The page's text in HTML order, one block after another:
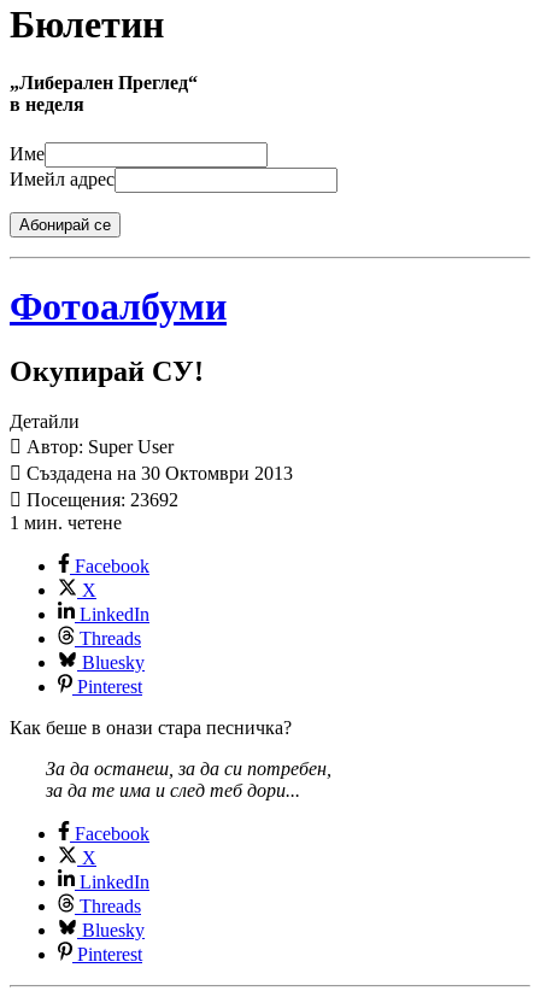
Бюлетин
„Либерален Преглед“
в неделя
Име
Имейл адрес
Абонирай се
Фотоалбуми
Окупирай СУ!
Детайли
Автор: Super User
Създадена на 30 Октомври 2013
Посещения: 23692
1 мин. четене
Facebook
X
LinkedIn
Threads
Bluesky
Pinterest
Как беше в онази стара песничка?
За да останеш, за да си потребен,
за да те има и след теб дори...
Facebook
X
LinkedIn
Threads
Bluesky
Pinterest